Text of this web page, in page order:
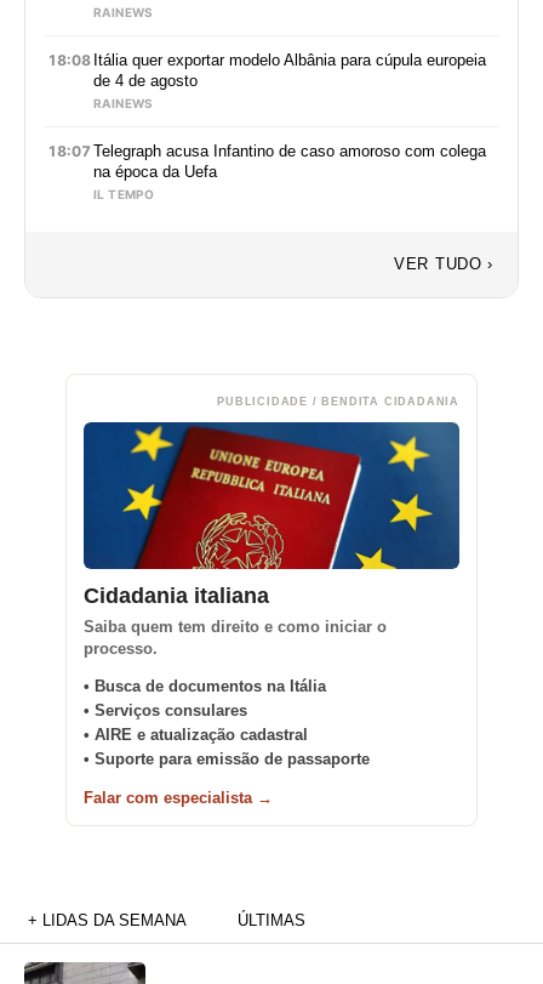
RAINEWS
18:08 Itália quer exportar modelo Albânia para cúpula europeia
de 4 de agosto
RAINEWS
18:07 Telegraph acusa Infantino de caso amoroso com colega
na época da Uefa
IL TEMPO
VER TUDO ›
PUBLICIDADE / BENDITA CIDADANIA
Cidadania italiana
Saiba quem tem direito e como iniciar o
processo.
• Busca de documentos na Itália
• Serviços consulares
• AIRE e atualização cadastral
• Suporte para emissão de passaporte
Falar com especialista →
+ LIDAS DA SEMANA ÚLTIMAS